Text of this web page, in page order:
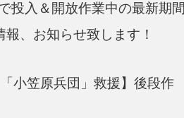
投入＆開放作業中の最新期間
、お知らせ致します！
小笠原兵団」救援】後段作